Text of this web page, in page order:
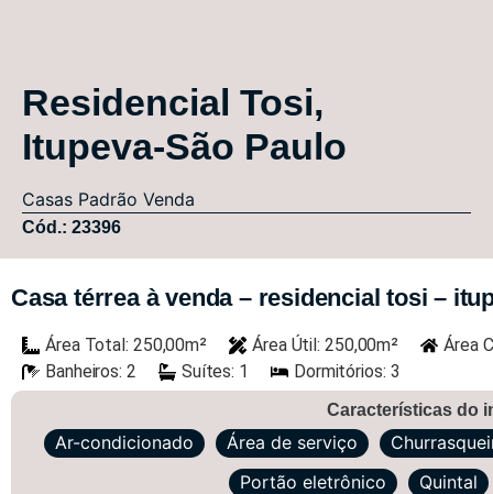
Residencial Tosi,
Itupeva-São Paulo
Casas Padrão Venda
Cód.: 23396
Casa térrea à venda – residencial tosi –
Área Total: 250,00m² Área Útil: 250,00m² Área
Banheiros: 2
Suítes: 1 Dormitórios: 3
Características do
Ar-condicionado Área de serviço
Portão eletrônico
Quintal